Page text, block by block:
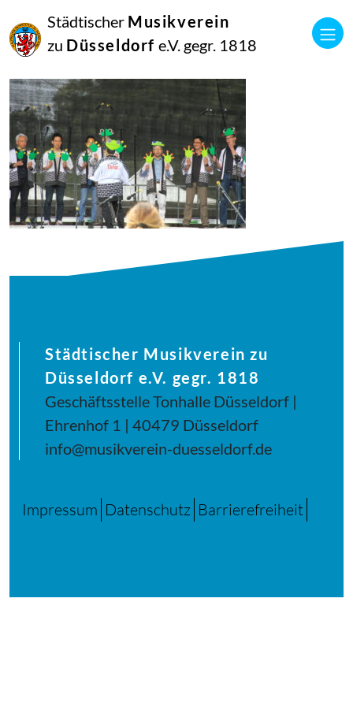
Städtischer Musikverein
zu Düsseldorf e.V. gegr. 1818
Juni
2018
Manfred Hill
Städtischer Musikverein zu
Düsseldorf e.V. gegr. 1818
Geschäftsstelle Tonhalle Düsseldorf |
Ehrenhof 1 | 40479 Düsseldorf
info@musikverein-duesseldorf.de
Impressum Datenschutz Barrierefreiheit